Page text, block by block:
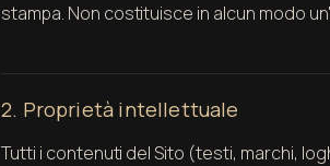
stampa. Non costituisce in alcun modo
2. Proprietà intellettuale
Tutti i contenuti del Sito (testi, marchi,